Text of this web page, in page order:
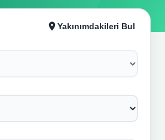
Yakınımdakileri Bul